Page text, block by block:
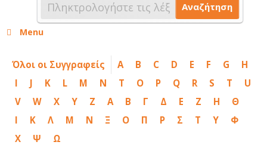
Αναζήτηση
Menu
Όλοι οι Συγγραφείς A B C D E F G
H
I
J K L M N T O P Q R S T
U
V
W X Y Z Α Β Γ Δ Ε Ζ Η
Θ
Ι
Κ Λ Μ Ν Ξ Ο Π Ρ Σ Τ Υ
Φ
Χ
Ψ Ω